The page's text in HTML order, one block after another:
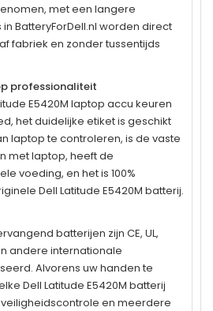
met een langere
BatteryForDell.nl worden direct
fabriek en zonder tussentijds
professionaliteit
E5420M laptop accu keuren
het duidelijke etiket is geschikt
laptop te controleren, is de vaste
met laptop, heeft de
voeding, en het is 100%
Dell Latitude E5420M batterij.
batterijen zijn CE, UL,
andere internationale
Alvorens uw handen te
Dell Latitude E5420M batterij
en meerdere